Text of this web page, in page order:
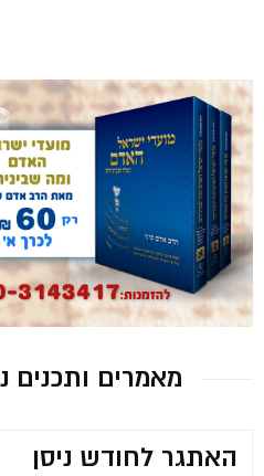
מאמרים ותכנים
האתגר לחודש ניסן